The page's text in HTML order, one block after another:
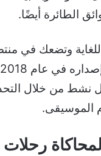
الطائرة أيضًا.
للغاية وتضعك في
نشط من خلال
الموسيقى.